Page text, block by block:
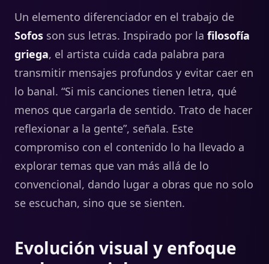
Un elemento diferenciador en el trabajo de
Sofos son sus letras. Inspirado por la filosofía
griega, el artista cuida cada palabra para
transmitir mensajes profundos y evitar caer en
lo banal. “Si mis canciones tienen letra, qué
menos que cargarla de sentido. Trato de hacer
reflexionar a la gente”, señala. Este
compromiso con el contenido lo ha llevado a
explorar temas que van más allá de lo
convencional, dando lugar a obras que no solo
se escuchan, sino que se sienten.
Evolución visual y enfoque